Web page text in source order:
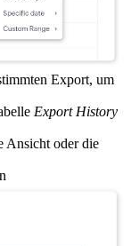
Export, um
Export History
Ansicht oder die